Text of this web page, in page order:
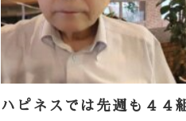
ハピネスでは先週も４４